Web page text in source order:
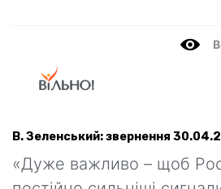
В. Зеленський: звернення
«Дуже важливо – щоб